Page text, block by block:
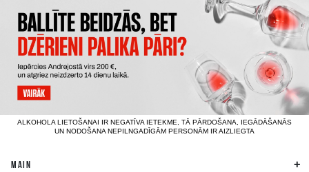
ALKOHOLA LIETOŠANAI IR NEGATĪVA IETEKME, TĀ PĀRDOŠANA, IEGĀDĀŠANĀS
UN NODOŠANA NEPILNGADĪGĀM PERSONĀM IR AIZLIEGTA
MAIN